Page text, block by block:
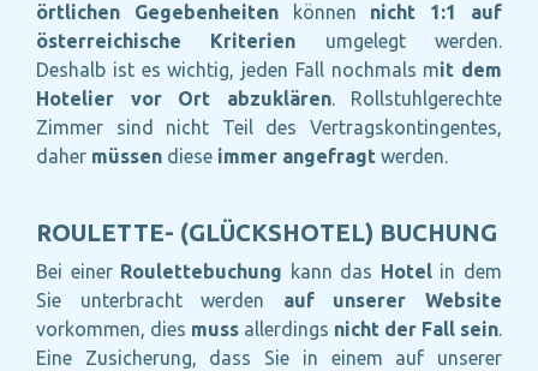
örtlichen Gegebenheitenkönnen nicht 1:1 auf
österreichische Kriterien umgelegt werden.
Deshalb ist es wichtig, jeden Fall nochmals mit dem
Hotelier vor Ort abzuklären. Rollstuhlgerechte
Zimmer sind nicht Teil des Vertragskontingentes,
daher müssen diese immer angefragt werden.
ROULETTE- (GLÜCKSHOTEL) BUCHUNG
Bei einer Roulettebuchung kann das Hotel in dem
Sie unterbracht werden auf unserer Website
vorkommen, dies muss allerdings nicht der Fall sein.
Eine Zusicherung, dass Sie in einem auf unserer